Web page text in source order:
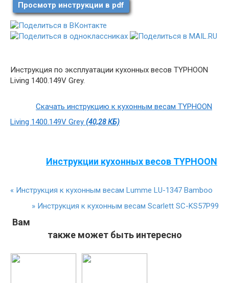
Просмотр инструкции в pdf
Инструкция по эксплуатации кухонных весов TYPHOON
Living 1400.149V Grey.
Скачать инструкцию к кухонным весам TYPHOON
Living 1400.149V Grey (40,28 КБ)
Инструкции кухонных весов TYPHOON
« Инструкция к кухонным весам Lumme LU-1347 Bamboo
» Инструкция к кухонным весам Scarlett SC-KS57P99
Вам
также может быть интересно